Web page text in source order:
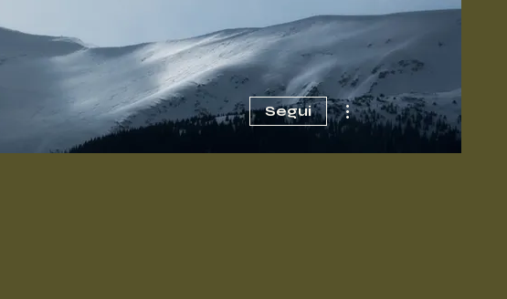
Segui
Altre azioni